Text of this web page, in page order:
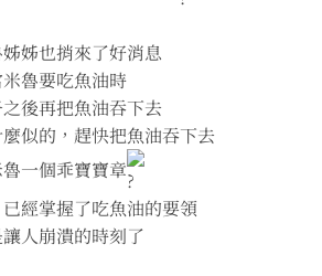
姊也捎來了好消息
魯要吃魚油時
後再把魚油吞下去
似的，趕快把魚油吞下去
一個乖寶寶章
經掌握了吃魚油的要領
人崩潰的時刻了